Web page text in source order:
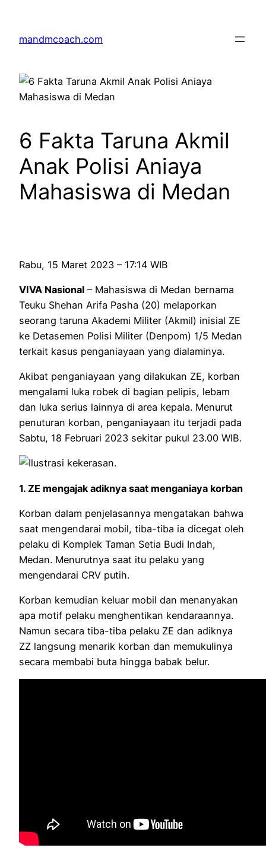
content
mandmcoach.com
6 Fakta Taruna Akmil
Anak Polisi Aniaya
Mahasiswa di Medan
Rabu, 15 Maret 2023 – 17:14 WIB
VIVA Nasional – Mahasiswa di Medan bernama
Teuku Shehan Arifa Pasha (20) melaporkan
seorang taruna Akademi Militer (Akmil) inisial ZE
ke Detasemen Polisi Militer (Denpom) 1/5 Medan
terkait kasus penganiayaan yang dialaminya.
Akibat penganiayaan yang dilakukan ZE, korban
mengalami luka robek di bagian pelipis, lebam
dan luka serius lainnya di area kepala. Menurut
penuturan korban, penganiayaan itu terjadi pada
Sabtu, 18 Februari 2023 sekitar pukul 23.00 WIB.
1. ZE mengajak adiknya saat menganiaya korban
Korban dalam penjelasannya mengatakan bahwa
saat mengendarai mobil, tiba-tiba ia dicegat oleh
pelaku di Komplek Taman Setia Budi Indah,
Medan. Menurutnya saat itu pelaku yang
mengendarai CRV putih.
Korban kemudian keluar mobil dan menanyakan
apa motif pelaku menghentikan kendaraannya.
Namun secara tiba-tiba pelaku ZE dan adiknya
ZZ langsung menarik korban dan memukulinya
secara membabi buta hingga babak belur.